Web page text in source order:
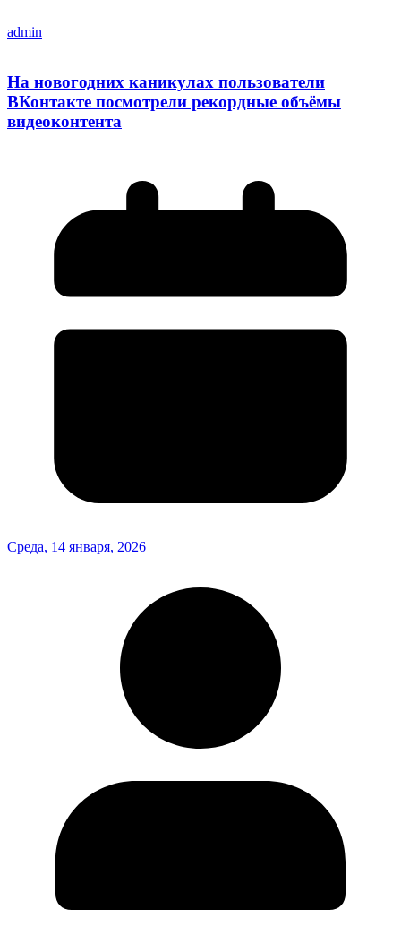
admin
На новогодних каникулах пользователи
ВКонтакте посмотрели рекордные объёмы
видеоконтента
Среда, 14 января, 2026